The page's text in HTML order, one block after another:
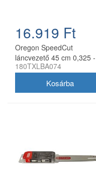
16.919 Ft
Oregon SpeedCut
láncvezető 45 cm 0,325 -
1,3 mm 68 szem Stihl
180TXLBA074